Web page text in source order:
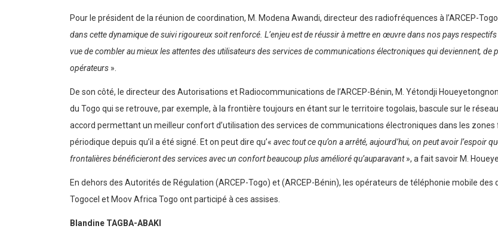
Pour le président de la réunion de coordination, M. Modena Awandi, directeur des radiofréquences à l’ARCEP-
dans cette dynamique de suivi rigoureux soit renforcé. L’enjeu est de réussir à mettre en œuvre dans nos pays
vue de combler au mieux les attentes des utilisateurs des services de communications électroniques qui deviennent,
opérateurs ».
De son côté, le directeur des Autorisations et Radiocommunications de l’ARCEP-Bénin, M. Yétondji
du Togo qui se retrouve, par exemple, à la frontière toujours en étant sur le territoire togolais, bascule sur le
accord permettant un meilleur confort d’utilisation des services de communications électroniques dans les
périodique depuis qu’il a été signé. Et on peut dire qu’« avec tout ce qu’on a arrêté, aujourd’hui, on peut avoir l’espoir
frontalières bénéficieront des services avec un confort beaucoup plus amélioré qu’auparavant», a fait savoir M.
En dehors des Autorités de Régulation (ARCEP-Togo) et (ARCEP-Bénin), les opérateurs de téléphonie mobile
Togocel et Moov Africa Togo ont participé à ces assises.
Blandine TAGBA-ABAKI